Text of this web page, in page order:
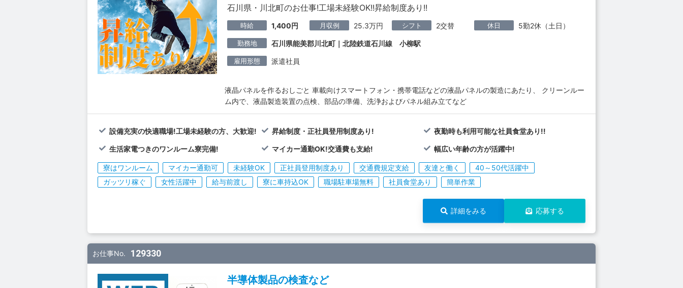
石川県・川北町のお仕事!工場未経験OK!!昇給制度あり!!
時給 1,400円 月収例 25.3万円 シフト 2交替 休日 5勤2休（土日）
勤務地 石川県能美郡川北町｜北陸鉄道石川線 小柳駅
雇用形態 派遣社員
液晶パネルを作るおしごと 車載向けスマートフォン・携帯電話などの液晶パネルの製造にあたり、 クリーンルー
ム内で、液晶製造装置の点検、部品の準備、洗浄およびパネル組み立てなど
設備充実の快適職場!工場未経験の方、大歓迎! 昇給制度・正社員登用制度あり! 夜勤時も利用可能な社員食堂あり!!
生活家電つきのワンルーム寮完備! マイカー通勤OK!交通費も支給! 幅広い年齢の方が活躍中!
寮はワンルーム マイカー通勤可 未経験OK 正社員登用制度あり 交通費規定支給 友達と働く
40～50代活躍中
ガッツリ稼ぐ
女性活躍中 給与前渡し 寮に車持込OK 職場駐車場無料 社員食堂あり 簡単作業
詳細をみる 応募する
お仕事No. 129330
半導体製品の検査など